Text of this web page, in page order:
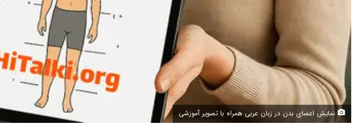
نمایش اعضای بدن در زبان عربی همراه با تصویر آموزشی